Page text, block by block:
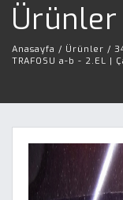
Ürünler
Anasayfa / Ürünler /
TRAFOSU a-b - 2.EL |